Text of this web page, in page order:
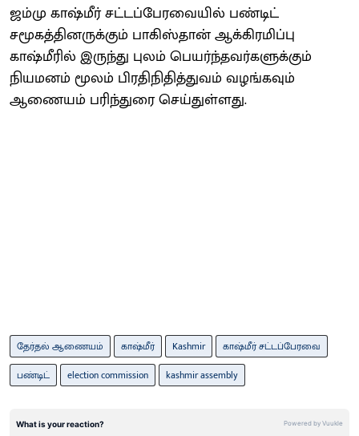
ஜம்மு காஷ்மீர் சட்டப்பேரவையில் பண்டிட்
சமூகத்தினருக்கும் பாகிஸ்தான் ஆக்கிரமிப்பு
காஷ்மீரில் இருந்து புலம் பெயர்ந்தவர்களுக்கும்
நியமனம் மூலம் பிரதிநிதித்துவம் வழங்கவும்
ஆணையம் பரிந்துரை செய்துள்ளது.
தேர்தல் ஆணையம் காஷ்மீர் Kashmir
காஷ்மீர் சட்டப்பேரவை
பண்டிட்
election commission kashmir assembly